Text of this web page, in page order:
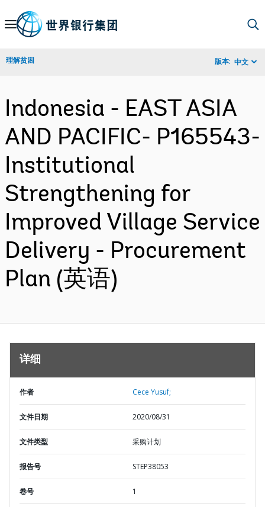
Skip
Navigation
理解贫困 版本: 中文
Indonesia - EAST ASIA
AND PACIFIC- P165543-
Institutional
Strengthening for
Improved Village Service
Delivery - Procurement
Plan (英语)
详细
作者 Cece Yusuf;
文件日期 2020/08/31
文件类型 采购计划
报告号 STEP38053
卷号 1